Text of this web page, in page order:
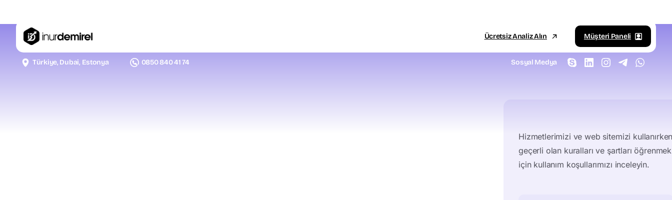
Ücretsiz Analiz Alın Müşteri Paneli
Türkiye, Dubai, Estonya 0850 840 41 74 Sosyal Medya
Hizmetlerimizi ve web sitemizi
geçerli olan kuralları ve şartları öğrenmek
için kullanım koşullarımızı inceleyin.